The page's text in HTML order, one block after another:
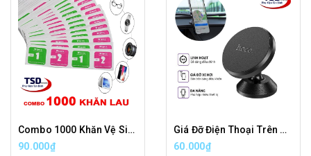
Combo 1000 Khăn Vệ Sinh Điện Thoại, Cường Lực, Máy Tính, Máy Ảnh, Mắt Kính Tiện Lợi
90.000₫
Giá Đỡ Điện Thoại Trên Xe Hơi Hoco CA79 Chính Hãng Hít Siêu Chắc
60.000₫